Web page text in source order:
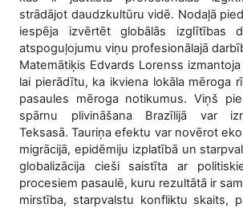
strādājot daudzkultūru vidē. Nodaļā
iespēja izvērtēt globālās izglītības
atspoguļojumu viņu profesionālajā
Matemātiķis Edvards Lorenss
lai pierādītu, ka ikviena lokāla mēroga
pasaules mēroga notikumus. Viņš
spārnu plivināšana Brazīlijā var
Teksasā. Tauriņa efektu var novērot
migrācijā, epidēmiju izplatībā un
globalizācija cieši saistīta ar
procesiem pasaulē, kuru rezultātā ir
mirstība, starpvalstu konfliktu skaits,